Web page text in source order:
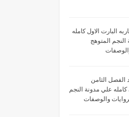
البارت الاول كامله
المتوهج
الفصل الثامن
علي مدونة النجم
والوصفات